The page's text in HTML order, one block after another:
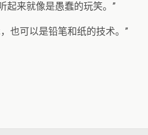
起来就像是愚蠢的玩笑。”
也可以是铅笔和纸的技术。”